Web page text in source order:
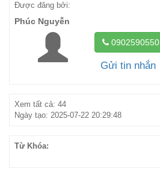
Được đăng bởi:
Phúc Nguyễn
0902590550
Gửi tin nhắn
Xem tất cả: 44
Ngày tạo: 2025-07-22 20:29:48
Từ Khóa: